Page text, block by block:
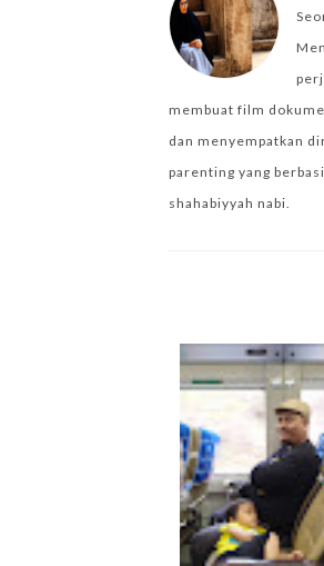
membuat film
dan menyempatkan
parenting yang
shahabiyyah nabi.